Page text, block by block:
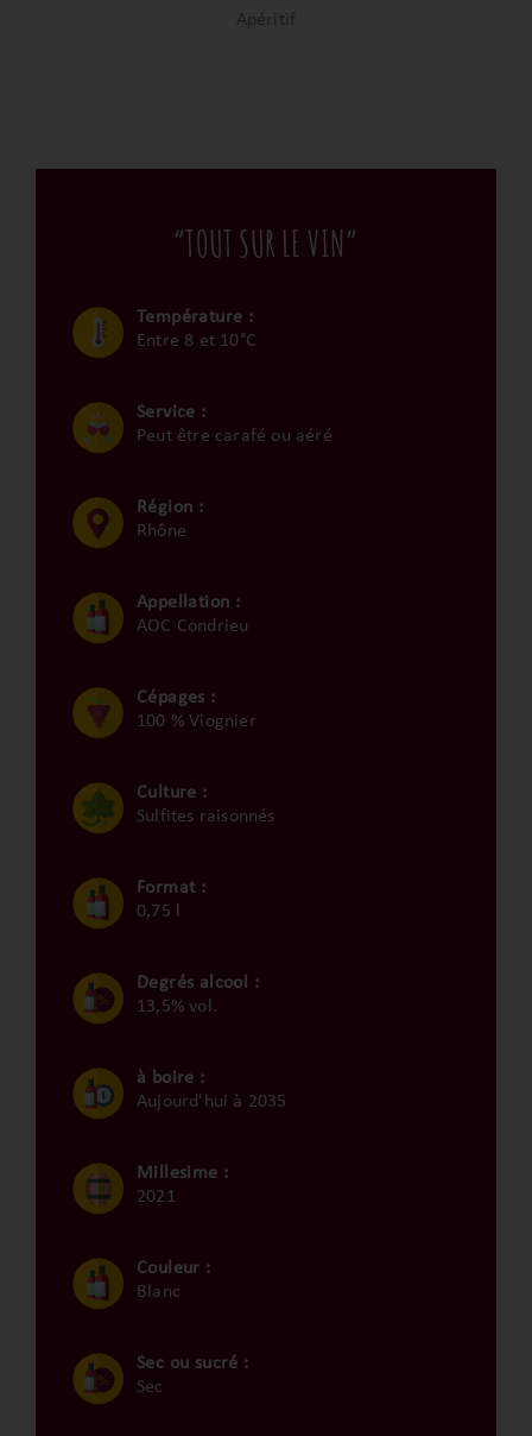
Apéritif
“TOUT SUR LE VIN”
Température :
Entre 8 et 10°C
Service :
Peut être carafé ou aéré
Région :
Rhône
Appellation :
AOC Condrieu
Cépages :
100 % Viognier
Culture :
Sulfites raisonnés
Format :
0,75 l
Degrés alcool :
13,5% vol.
à boire :
Aujourd'hui à 2035
Millesime :
2021
Couleur :
Blanc
Sec ou sucré :
Sec